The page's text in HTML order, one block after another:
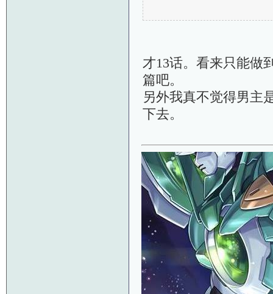
才13话。看来只能做
篇吧。
另外我真不觉得男主
下去。